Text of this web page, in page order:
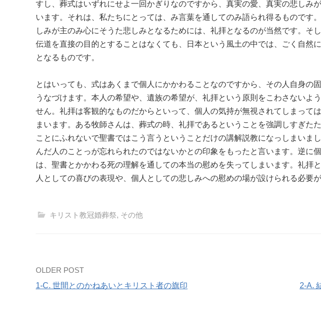
すし、葬式はいずれにせよ一回かぎりなのですから、真実の愛、真実の悲しみ
います。それは、私たちにとっては、み言葉を通してのみ語られ得るものです
しみが主のみ心にそうた悲しみとなるためには、礼拝となるのが当然です。そ
伝道を直接の目的とすることはなくても、日本という風土の中では、ごく自然
となるものです。
とはいっても、式はあくまで個人にかかわることなのですから、その人自身の
うなづけます。本人の希望や、遺族の希望が、礼拝という原則をこわさないよ
せん。礼拝は客観的なものだからといって、個人の気持が無視されてしまって
まいます。ある牧師さんは、葬式の時、礼拝であるということを強調しすぎた
ことにふれないで聖書ではこう言うということだけの講解説教になっしまいま
んだ人のことっが忘れられたのではないかとの印象をもったと言います。逆に
は、聖書とかかわる死の理解を通しての本当の慰めを失ってしまいます。礼拝
人としての喜びの表現や、個人としての悲しみへの慰めの場が設けられる必要が
キリスト教冠婚葬祭, その他
Post
navigation
OLDER POST
1-C. 世間とのかねあいとキリスト者の旗印
2-A.